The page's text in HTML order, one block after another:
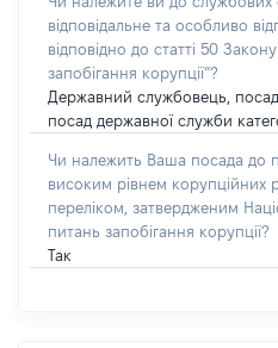
відповідальне та особливо
відповідно до статті 50
запобігання корупції”?
Державний службовець,
посад державної служби
Чи належить Ваша посада до
високим рівнем корупційних
переліком, затвердженим
питань запобігання корупції?
Так